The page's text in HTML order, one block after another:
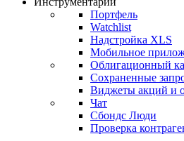
Откройте
Получить доступ
Инструментарий
Портфель
Watchlist
Надстройка XLS
Мобильное
Облигационный
Сохраненные